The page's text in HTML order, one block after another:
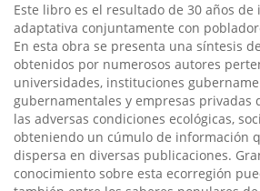
Este libro es el resultado de 30 años de
adaptativa conjuntamente con
En esta obra se presenta una síntesis
obtenidos por numerosos autores
universidades, instituciones
gubernamentales y empresas privadas
las adversas condiciones ecológicas,
obteniendo un cúmulo de información
dispersa en diversas publicaciones.
conocimiento sobre esta ecorregión